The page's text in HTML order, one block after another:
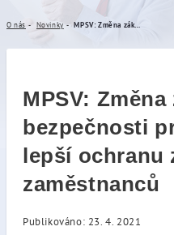
MPSV:
O nás Novinky
MPSV:
bezpečnosti
lepší ochranu
zaměstnanců
Publikováno: 23. 4. 2021